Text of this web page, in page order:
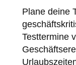
Plane deine
Testtermine